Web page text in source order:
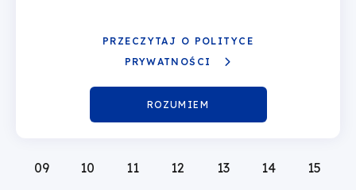
PRZECZYTAJ O POLITYCE
PRYWATNOŚCI
ROZUMIEM
Europejskie
Wielkopolski
Śr. Czw. Pt.
03 04 05 06 07
09 10 11 12 13 14 15